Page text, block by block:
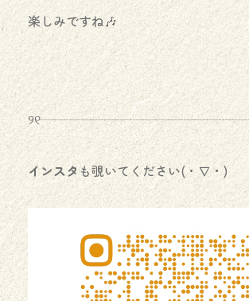
楽しみですね🎶
インスタも覗いてください(・∇・)